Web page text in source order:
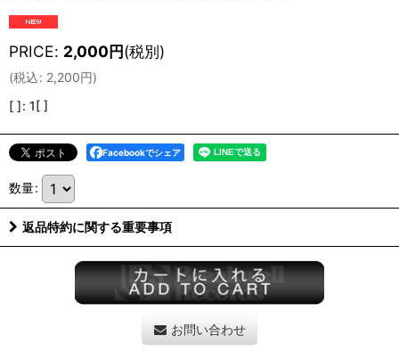
PRICE: 2,000円(税別)
(税込: 2,200円)
[ ]: 1[ ]
Facebookでシェア
数量:
返品特約に関する重要事項
お問い合わせ